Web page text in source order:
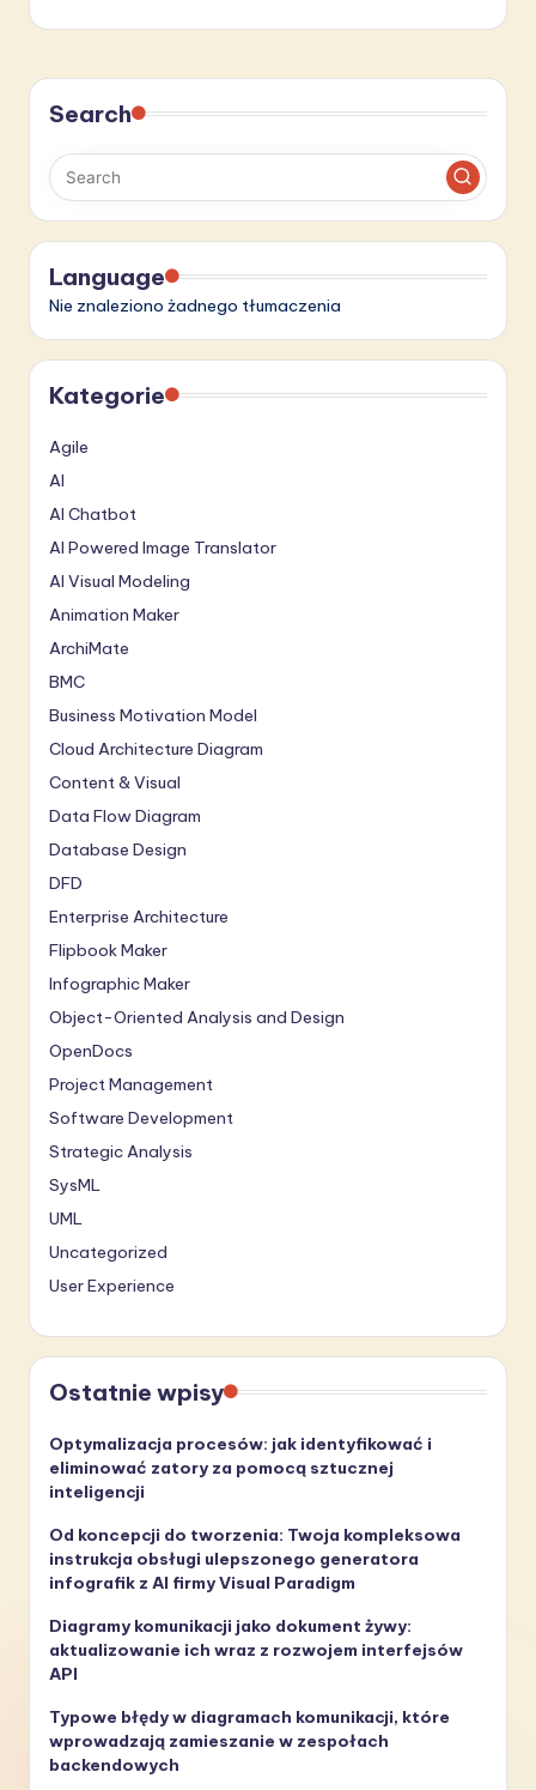
Search
Language
Nie znaleziono żadnego tłumaczenia
Kategorie
Agile
AI
AI Chatbot
AI Powered Image Translator
AI Visual Modeling
Animation Maker
ArchiMate
BMC
Business Motivation Model
Cloud Architecture Diagram
Content & Visual
Data Flow Diagram
Database Design
DFD
Enterprise Architecture
Flipbook Maker
Infographic Maker
Object-Oriented Analysis and Design
OpenDocs
Project Management
Software Development
Strategic Analysis
SysML
UML
Uncategorized
User Experience
Ostatnie wpisy
Optymalizacja procesów: jak identyfikować i
eliminować zatory za pomocą sztucznej
inteligencji
Od koncepcji do tworzenia: Twoja kompleksowa
instrukcja obsługi ulepszonego generatora
infografik z AI firmy Visual Paradigm
Diagramy komunikacji jako dokument żywy:
aktualizowanie ich wraz z rozwojem interfejsów
API
Typowe błędy w diagramach komunikacji, które
wprowadzają zamieszanie w zespołach
backendowych